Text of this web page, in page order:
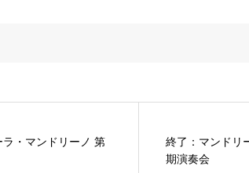
・マンドリーノ 第
終了：マンドリ
期演奏会